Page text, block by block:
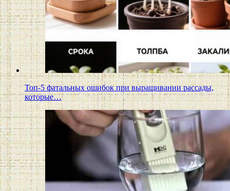
Топ-5 фатальных ошибок при выращивании рассады,
которые…